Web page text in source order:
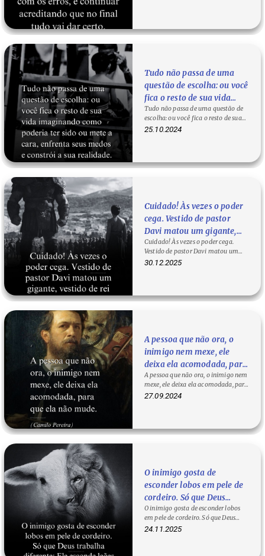
Tudo não passa de uma
questão de escolha: ou você
fica o resto de sua vida
imaginando como poderia
ter sido ou mete a cara,
enfrenta seus medos e
Tudo não passa de uma questão de
escolha: ou você fica o resto de sua
vida imaginando como poderia ter…
25.10.2024
Cuidado! Às vezes o poder
cega. Vestido de pastor
Davi matou um gigante,
vestido de rei matou um
amigo.
Cuidado! Às vezes o poder cega.
Vestido de pastor Davi matou um
gigante, vestido de rei matou um…
30.12.2025
A pessoa que não ora, o
inimigo nem mexe, ele
deixa ela acomodada, para
que ela não mude. —
Camilo Pereira
A pessoa que não ora, o inimigo nem
mexe, ele deixa ela acomodada, para
que ela não mude. — Camilo…
27.09.2024
O inimigo gosta de
esconder lobos em pele de
cordeiro. Só que Deus
trabalha diferente: Ele
esconde leões dentro de
cordeiros.
O inimigo gosta de esconder lobos
em pele de cordeiro. Só que Deus
trabalha diferente: Ele esconde
24.11.2025